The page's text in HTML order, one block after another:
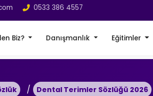
0533 386 4557
Biz? Danışmanlık Eğitimler
Dental Terimler Sözlüğü 2026